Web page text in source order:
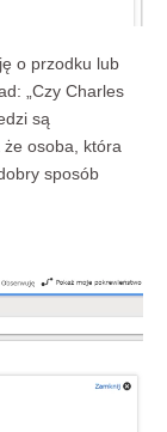
o przodku lub
„Czy Charles
są
osoba, która
sposób